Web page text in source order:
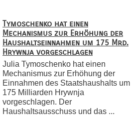
Tymoschenko hat einen
Mechanismus zur Erhöhung der
Haushaltseinnahmen um 175 Mrd.
Hrywnja vorgeschlagen
Julia Tymoschenko hat einen
Mechanismus zur Erhöhung der
Einnahmen des Staatshaushalts um
175 Milliarden Hrywnja
vorgeschlagen. Der
Haushaltsausschuss und das ...